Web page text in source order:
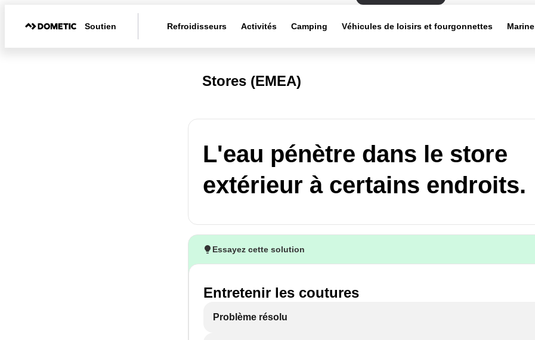
Soutien Refroidisseurs Activités Camping Véhicules de loisirs et fourgonnettes Marine
Stores (EMEA)
L'eau pénètre dans le store
extérieur à certains endroits.
Essayez cette solution
Entretenir les coutures
Problème résolu